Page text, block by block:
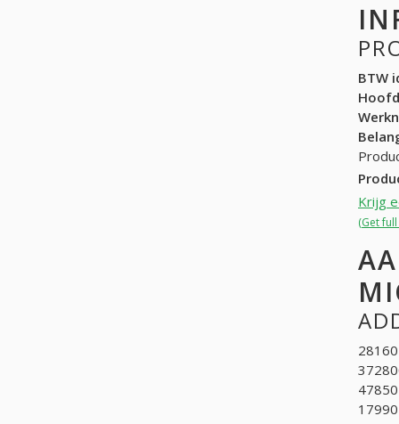
BTW
Krijg
(Get